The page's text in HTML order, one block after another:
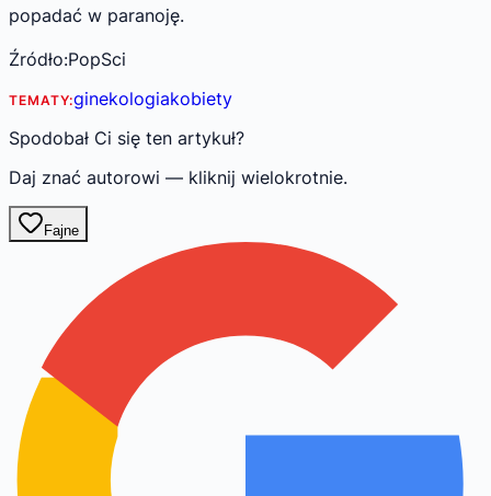
popadać w paranoję.
Źródło:PopSci
TEMATY:ginekologiakobiety
Spodobał Ci się ten artykuł?
Daj znać autorowi — kliknij wielokrotnie.
Fajne